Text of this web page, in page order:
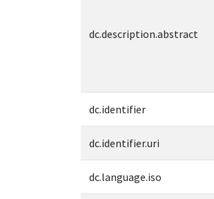
dc.description.abstract
dc.identifier
dc.identifier.uri
dc.language.iso